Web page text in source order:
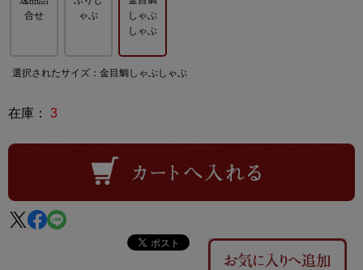
合せ
ゃぶ
しゃぶ
しゃぶ
選択されたサイズ：金目鯛しゃぶしゃぶ
在庫： 3